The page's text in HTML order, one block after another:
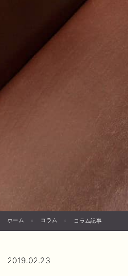
ホーム コラム コラム記事
2019.02.23